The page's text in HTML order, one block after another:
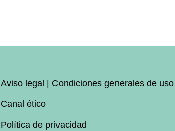
Aviso legal | Condiciones generales de uso
Canal ético
Política de privacidad